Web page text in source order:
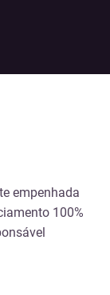
empenhada
100%